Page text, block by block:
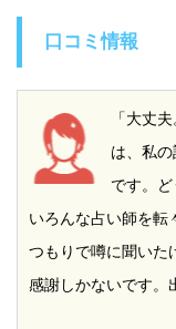
口コミ情報
「大丈
は、私
です。ど
いろんな占い師を
つもりで噂に聞いた
感謝しかないです。